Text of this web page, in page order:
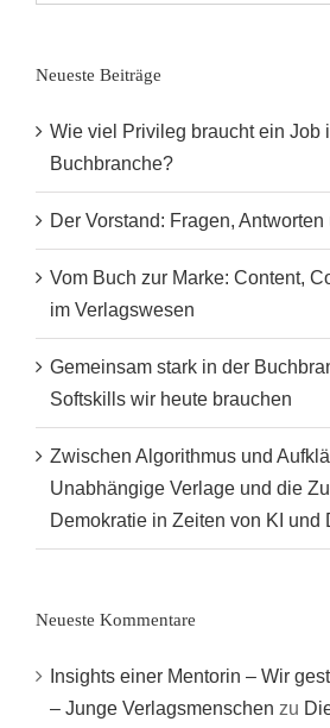
Neueste Beiträge
Wie viel Privileg braucht ein Job
Buchbranche?
Der Vorstand: Fragen,
Vom Buch zur Marke: Content,
im Verlagswesen
Gemeinsam stark in der
Softskills wir heute brauchen
Zwischen Algorithmus und
Unabhängige Verlage und die
Demokratie in Zeiten von KI und
Neueste Kommentare
Insights einer Mentorin – Wir
– Junge Verlagsmenschen zu